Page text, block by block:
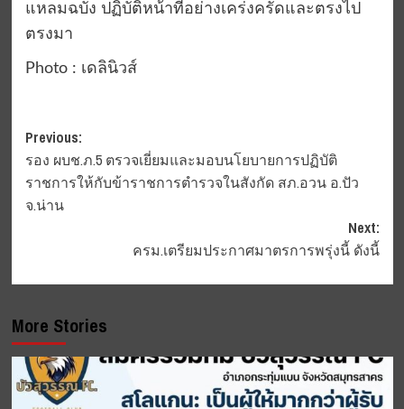
แหลมฉบัง ปฏิบัติหน้าที่อย่างเคร่งครัดและตรงไป
ตรงมา
Photo : เดลินิวส์
Post
navigation
Previous:
รอง ผบช.ภ.5 ตรวจเยี่ยมและมอบนโยบายการปฏิบัติ
ราชการให้กับข้าราชการตำรวจในสังกัด สภ.อวน อ.ปัว
จ.น่าน
Next:
ครม.เตรียมประกาศมาตรการพรุ่งนี้ ดังนี้
More Stories